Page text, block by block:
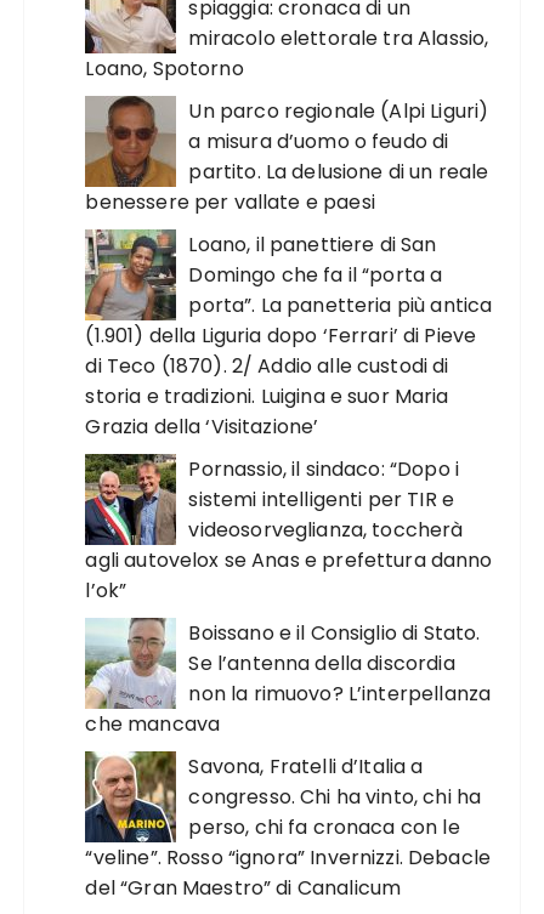
spiaggia: cronaca di un
miracolo elettorale tra Alassio,
Loano, Spotorno
Un parco regionale (Alpi Liguri)
a misura d’uomo o feudo di
partito. La delusione di un reale
benessere per vallate e paesi
Loano, il panettiere di San
Domingo che fa il “porta a
porta”. La panetteria più antica
(1.901) della Liguria dopo ‘Ferrari’ di Pieve
di Teco (1870). 2/ Addio alle custodi di
storia e tradizioni. Luigina e suor Maria
Grazia della ‘Visitazione’
Pornassio, il sindaco: “Dopo i
sistemi intelligenti per TIR e
videosorveglianza, toccherà
agli autovelox se Anas e prefettura danno
l’ok”
Boissano e il Consiglio di Stato.
Se l’antenna della discordia
non la rimuovo? L’interpellanza
che mancava
Savona, Fratelli d’Italia a
congresso. Chi ha vinto, chi ha
perso, chi fa cronaca con le
“veline”. Rosso “ignora” Invernizzi. Debacle
del “Gran Maestro” di Canalicum